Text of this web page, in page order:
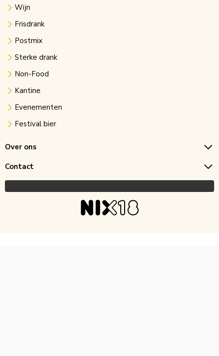
Wijn
Frisdrank
Postmix
Sterke drank
Non-Food
Kantine
Evenementen
Festival bier
Over ons
Contact